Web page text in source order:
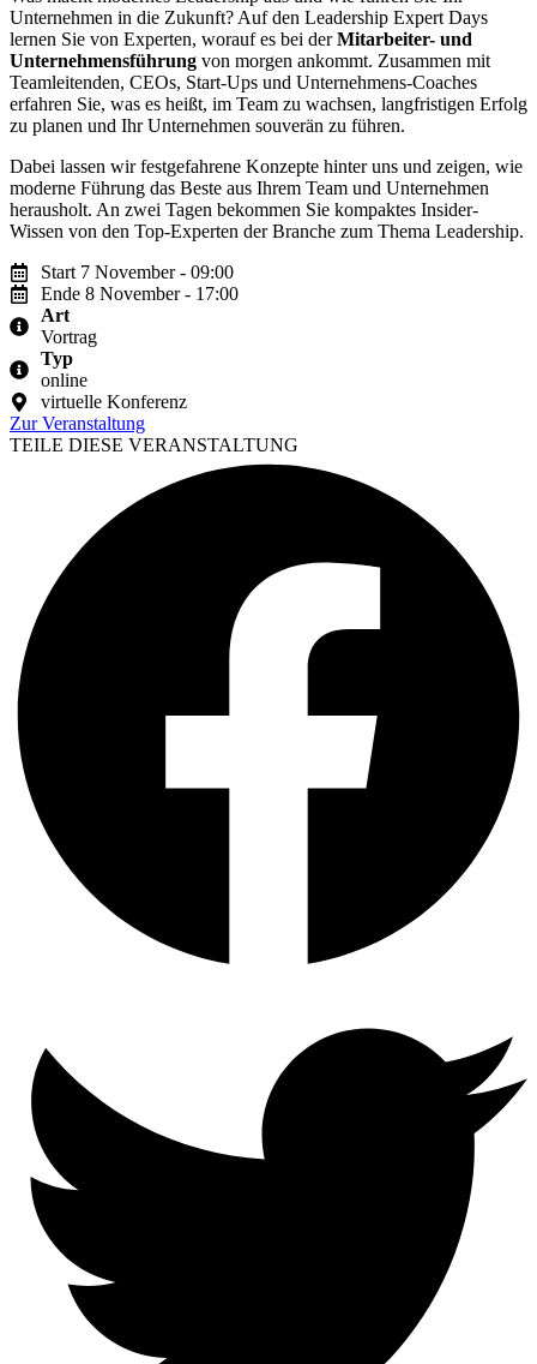
Unternehmen in die Zukunft? Auf den Leadership Expert Days
lernen Sie von Experten, worauf es bei derMitarbeiter- und
Unternehmensführung von morgen ankommt. Zusammen mit
Teamleitenden, CEOs, Start-Ups und Unternehmens-Coaches
erfahren Sie, was es heißt, im Team zu wachsen, langfristigen Erfolg
zu planen und Ihr Unternehmen souverän zu führen.
Dabei lassen wir festgefahrene Konzepte hinter uns und zeigen, wie
moderne Führung das Beste aus Ihrem Team und Unternehmen
herausholt. An zwei Tagen bekommen Sie kompaktes Insider-
Wissen von den Top-Experten der Branche zum Thema Leadership.
Start 7 November - 09:00
Ende 8 November - 17:00
Art
Vortrag
Typ
online
virtuelle Konferenz
Zur Veranstaltung
TEILE DIESE VERANSTALTUNG